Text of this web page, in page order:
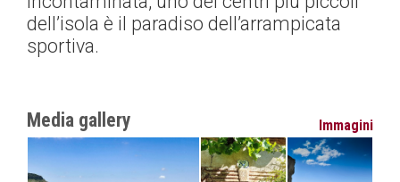
dell’isola è il paradiso dell’arrampicata
sportiva.
Media gallery Immagini